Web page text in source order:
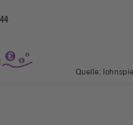
Quelle: